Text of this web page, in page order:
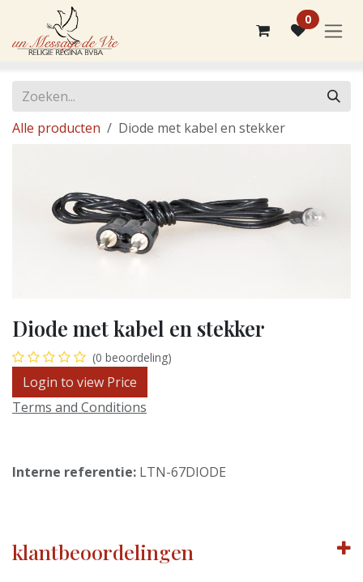
Overslaan naar inhoud
0
Alle producten Diode met kabel en stekker
Diode met kabel en stekker
(0 beoordeling)
Login to view Price
Terms and Conditions
Interne referentie: LTN-67DIODE
klantbeoordelingen